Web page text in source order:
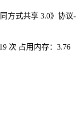
方式共享 3.0》协议-
次 占用内存：3.76